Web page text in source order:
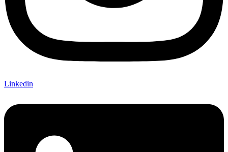
Linkedin